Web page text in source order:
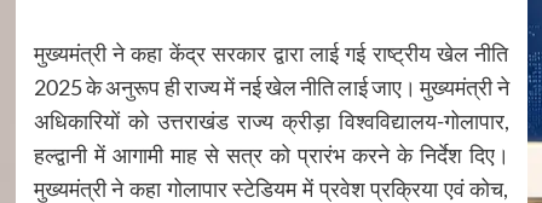
मुख्यमंत्री ने कहा केंद्र सरकार द्वारा लाई गई राष्ट्रीय खेल नीति
2025 के अनुरूप ही राज्य में नई खेल नीति लाई जाए। मुख्यमंत्री ने
अधिकारियों को उत्तराखंड राज्य क्रीड़ा विश्वविद्यालय-गोलापार,
हल्द्वानी में आगामी माह से सत्र को प्रारंभ करने के निर्देश दिए।
मुख्यमंत्री ने कहा गोलापार स्टेडियम में प्रवेश प्रक्रिया एवं कोच,